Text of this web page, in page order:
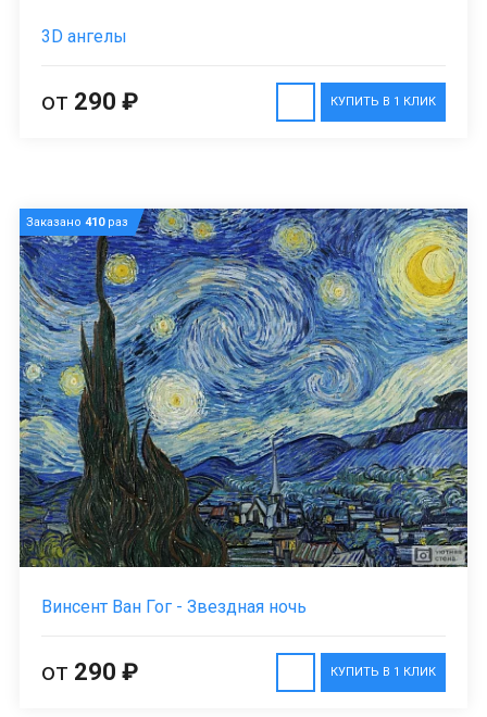
3D ангелы
КУПИТЬ В 1 КЛИК
от 290 ₽
Заказано 410раз
Винсент Ван Гог - Звездная ночь
КУПИТЬ В 1 КЛИК
от 290 ₽